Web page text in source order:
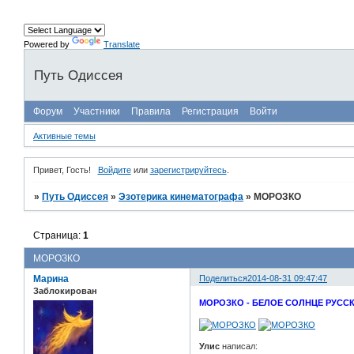
Powered by Translate
Путь Одиссея
Форум Участники Правила Регистрация Войти
Активные темы
Привет, Гость! Войдитеили зарегистрируйтесь.
» Путь Одиссея »Эзотерика кинематографа » МОРОЗКО
МОРОЗКО
Страница:1
Поделиться2014-08-31 09:47:47
Марина
Заблокирован
МОРОЗКО - БЕЛОЕ СОЛНЦЕ
Улис написал: